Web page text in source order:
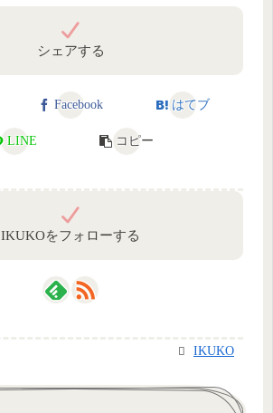
シェアする
Facebook はてブ
LINE コピー
IKUKOをフォローする
IKUKO